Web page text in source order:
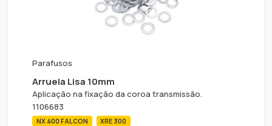
Parafusos
Arruela Lisa 10mm
Aplicação na fixação da coroa transmissão.
1106683
NX 400 FALCON XRE 300